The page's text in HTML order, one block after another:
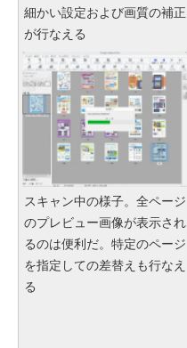
細かい設定および画質の補正
が行なえる
スキャン中の様子。全ページ
のプレビュー画像が表示され
るのは便利だ。特定のページ
を指定しての差替えも行なえ
る